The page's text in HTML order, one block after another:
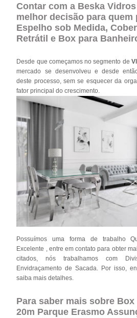
Contar com a Beska
melhor decisão para quem
Espelho sob Medida,
Retrátil e Box para
Desde que começamos no segmento de
mercado se desenvolveu e desde
deste processo, sem se esquecer da
fator principal do crescimento.
Possuímos uma forma de trabalho
Excelente , entre em contato para obter
citados, nós trabalhamos com
Envidraçamento de Sacada. Por isso,
saiba mais detalhes.
Para saber mais sobre
20m Parque Erasmo